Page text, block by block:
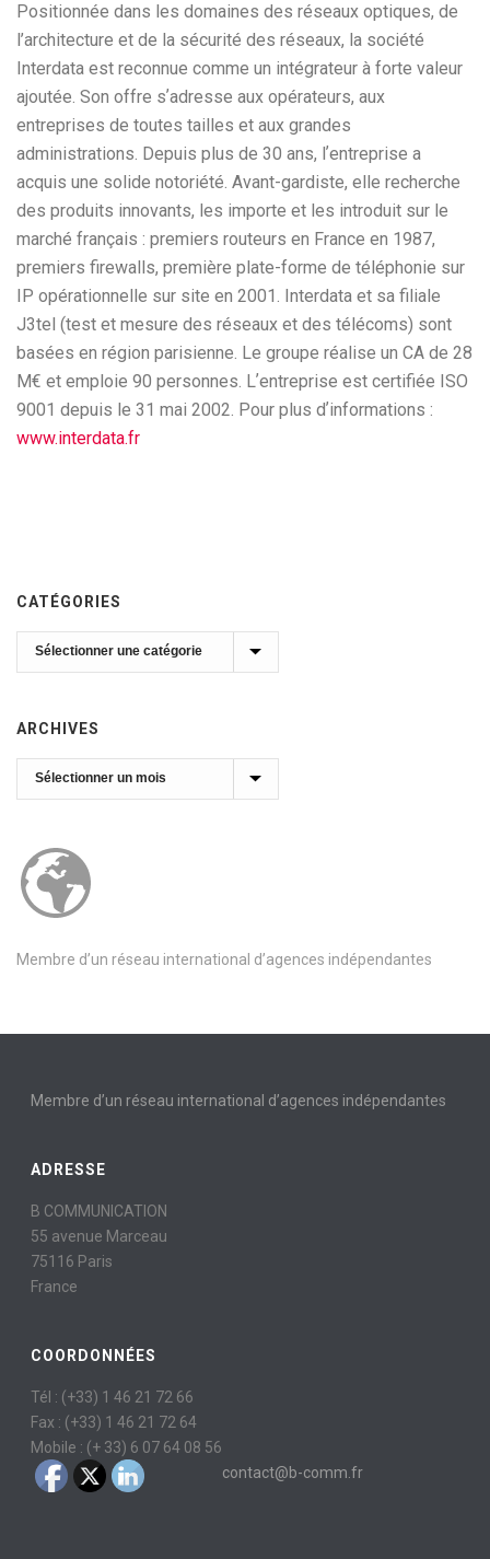
Positionnée dans les domaines des réseaux optiques, de
l’architecture et de la sécurité des réseaux, la société
Interdata est reconnue comme un intégrateur à forte valeur
ajoutée. Son offre sʼadresse aux opérateurs, aux
entreprises de toutes tailles et aux grandes
administrations. Depuis plus de 30 ans, lʼentreprise a
acquis une solide notoriété. Avant-gardiste, elle recherche
des produits innovants, les importe et les introduit sur le
marché français : premiers routeurs en France en 1987,
premiers firewalls, première plate-forme de téléphonie sur
IP opérationnelle sur site en 2001. Interdata et sa filiale
J3tel (test et mesure des réseaux et des télécoms) sont
basées en région parisienne. Le groupe réalise un CA de 28
M€ et emploie 90 personnes. Lʼentreprise est certifiée ISO
9001 depuis le 31 mai 2002. Pour plus dʼinformations :
www.interdata.fr
CATÉGORIES
Catégories
ARCHIVES
Archives
Membre d’un réseau international d’agences indépendantes
Membre d’un réseau international d’agences indépendantes
ADRESSE
B COMMUNICATION
55 avenue Marceau
75116 Paris
France
COORDONNÉES
Tél : (+33) 1 46 21 72 66
Fax : (+33) 1 46 21 72 64
Mobile : (+ 33) 6 07 64 08 56
contact@b-comm.fr